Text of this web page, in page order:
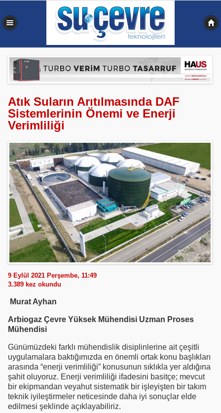
Atık Suların Arıtılmasında DAF
Sistemlerinin Önemi ve Enerji
Verimliliği
9 Eylül 2021 Perşembe, 11:49
3.389 kez okundu
Murat Ayhan
Arbiogaz Çevre Yüksek Mühendisi Uzman Proses
Mühendisi
Günümüzdeki farklı mühendislik disiplinlerine ait çeşitli
uygulamalara baktığımızda en önemli ortak konu başlıkları
arasında “enerji verimliliği” konusunun sıklıkla yer aldığına
şahit oluyoruz. Enerji verimliliği ifadesini basitçe; mevcut
bir ekipmandan veyahut sistematik bir işleyişten bir takım
teknik iyileştirmeler neticesinde daha iyi sonuçlar elde
edilmesi şeklinde açıklayabiliriz.
0,564 sn